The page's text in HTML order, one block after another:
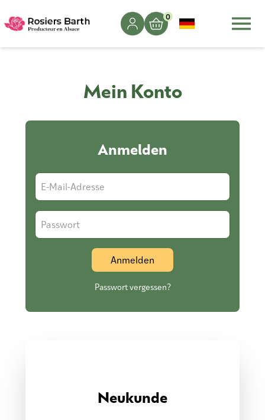
0
Mein Konto
Anmelden
E-Mail-Adresse
Passwort
Passwort vergessen?
Neukunde